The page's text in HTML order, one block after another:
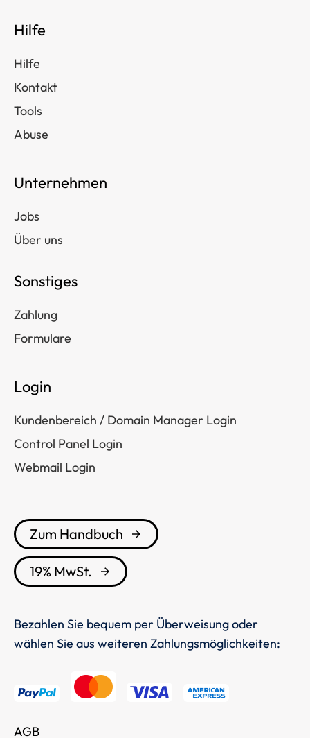
Hilfe
Hilfe
Kontakt
Tools
Abuse
Unternehmen
Jobs
Über uns
Sonstiges
Zahlung
Formulare
Login
Kundenbereich / Domain Manager Login
Control Panel Login
Webmail Login
Zum Handbuch
19% MwSt.
Bezahlen Sie bequem per Überweisung oder
wählen Sie aus weiteren Zahlungsmöglichkeiten:
AGB